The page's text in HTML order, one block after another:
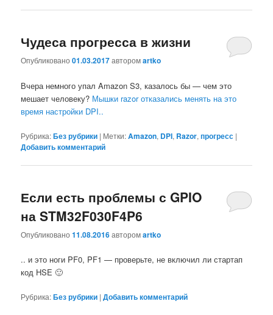
Чудеса прогресса в жизни
Опубликовано01.03.2017авторомartko
Вчера немного упал Amazon S3, казалось бы — чем это
мешает человеку? Мышки razor отказались менять на это
время настройки DPI..
Рубрика:Без рубрики | Метки:Amazon, DPI, Razor,прогресс |
Добавить комментарий
Если есть проблемы с GPIO
на STM32F030F4P6
Опубликовано11.08.2016авторомartko
.. и это ноги PF0, PF1 — проверьте, не включил ли стартап
код HSE 🙂
Рубрика:Без рубрики |Добавить комментарий